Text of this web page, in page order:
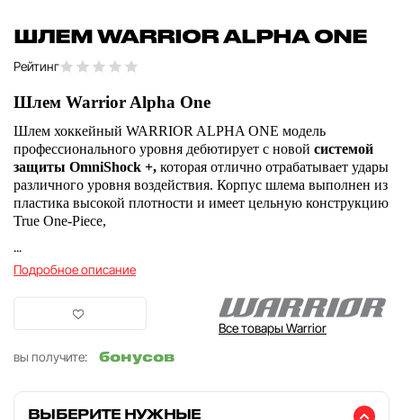
ШЛЕМ WARRIOR ALPHA ONE
Рейтинг
Шлем Warrior Alpha One
Шлем хоккейный WARRIOR ALPHA ONE модель
профессионального уровня дебютирует с новой системой
защиты OmniShock +, которая отлично отрабатывает удары
различного уровня воздействия. Корпус шлема выполнен из
пластика высокой плотности и имеет цельную конструкцию
True One-Piece,
...
Подробное описание
Все товары Warrior
вы получите:
бонусов
ВЫБЕРИТЕ НУЖНЫЕ